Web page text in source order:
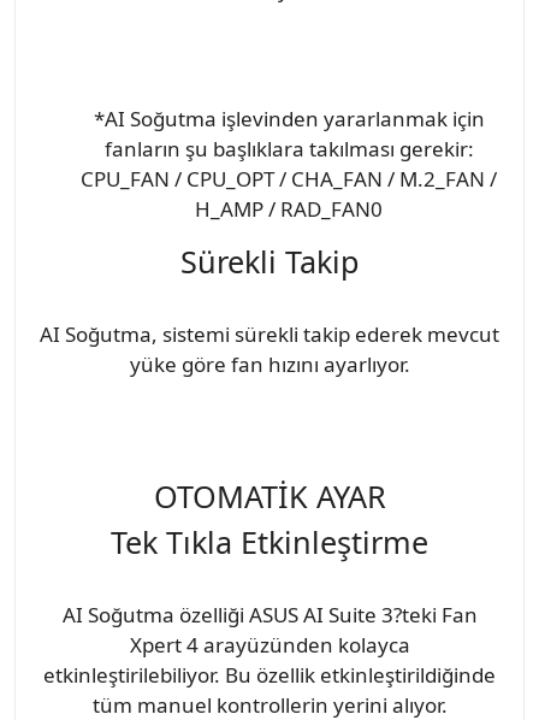
*AI Soğutma işlevinden yararlanmak için
fanların şu başlıklara takılması gerekir:
CPU_FAN / CPU_OPT / CHA_FAN / M.2_FAN /
H_AMP / RAD_FAN0
Sürekli Takip
AI Soğutma, sistemi sürekli takip ederek mevcut
yüke göre fan hızını ayarlıyor.
OTOMATİK AYAR
Tek Tıkla Etkinleştirme
AI Soğutma özelliği ASUS AI Suite 3?teki Fan
Xpert 4 arayüzünden kolayca
etkinleştirilebiliyor. Bu özellik etkinleştirildiğinde
tüm manuel kontrollerin yerini alıyor.